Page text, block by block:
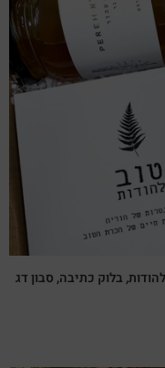
צפייה מהירה
בלוק כתיבה, סבון דג